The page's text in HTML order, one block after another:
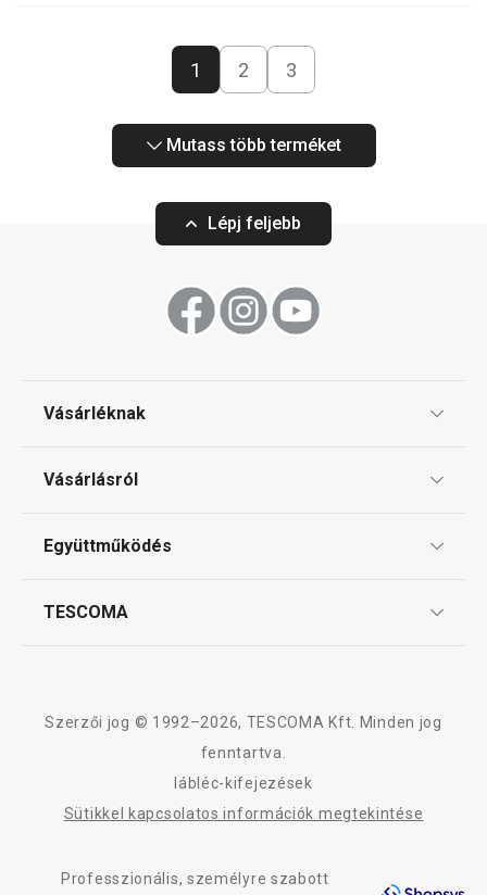
1 2 3
Mutass több terméket
Lépj feljebb
Vásárléknak
Gyakori kérdések
Vásárlásról
Reklamáció és termékvisszaküldés
Együttműködés
TESCOMA
Adatkezelési Tájékoztató
Szerzői jog © 1992–2026, TESCOMA Kft. Minden jog
fenntartva.
lábléc-kifejezések
Sütikkel kapcsolatos információk megtekintése
Professzionális, személyre szabott